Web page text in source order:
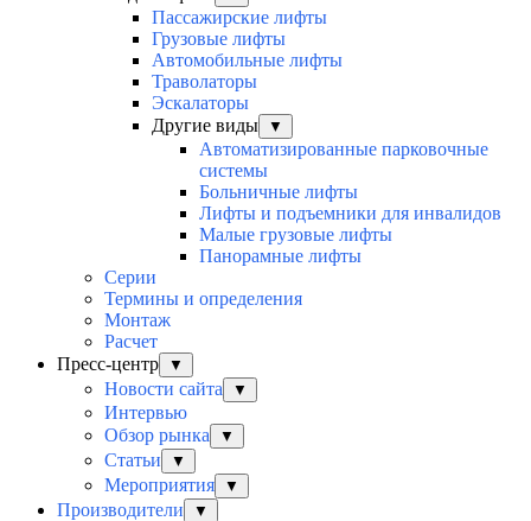
Пассажирские лифты
Грузовые лифты
Автомобильные лифты
Траволаторы
Эскалаторы
Другие виды
▼
Автоматизированные парковочные
системы
Больничные лифты
Лифты и подъемники для инвалидов
Малые грузовые лифты
Панорамные лифты
Серии
Термины и определения
Монтаж
Расчет
Пресс-центр
▼
Новости сайта ▼
Интервью
Обзор рынка
▼
Статьи ▼
Мероприятия ▼
Производители ▼